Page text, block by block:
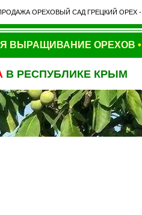
ОРЕХОВЫЙ САД ГРЕЦКИЙ ОРЕХ -
ВЫРАЩИВАНИЕ ОРЕХОВ •
В РЕСПУБЛИКЕ КРЫМ